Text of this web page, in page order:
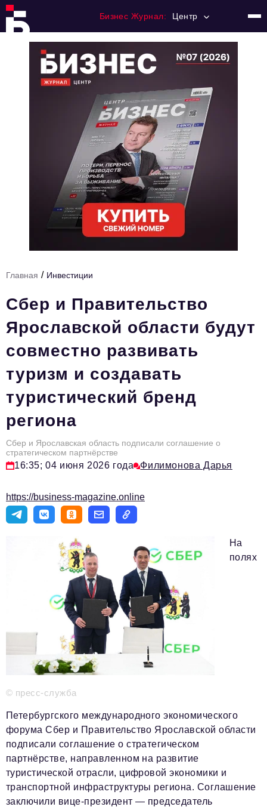
Бизнес Журнал: Центр
Регулирование
Премия "Тульский Бизнес"
История тульского предпринимательства
Тема номера
HR
Персона номера
Инфраструктура развития
Технологии и тренды
Туризм
Импортозамещение
Мероприятия
Видео
Телефон редакции:
Электронные почты редакции:
Информационный отдел
info@business-magazine.online
Отдел рекламы
reklama@business-magazine.online
Отдел распространения/редакционная подписка
podpiska@business-magazine.online
Отдел по работе с партнерами
Главная / Инвестиции
Сбер и Правительство
Ярославской области будут
совместно развивать
туризм и создавать
туристический бренд
региона
Сбер и Ярославская область подписали соглашение о
стратегическом партнёрстве
16:35; 04 июня 2026 года Филимонова Дарья
https://business-magazine.online
© пресс-служба
На
полях
Петербургского международного экономического
форума Сбер и Правительство Ярославской области
подписали соглашение о стратегическом
партнёрстве, направленном на развитие
туристической отрасли, цифровой экономики и
транспортной инфраструктуры региона. Соглашение
заключили вице-президент — председатель